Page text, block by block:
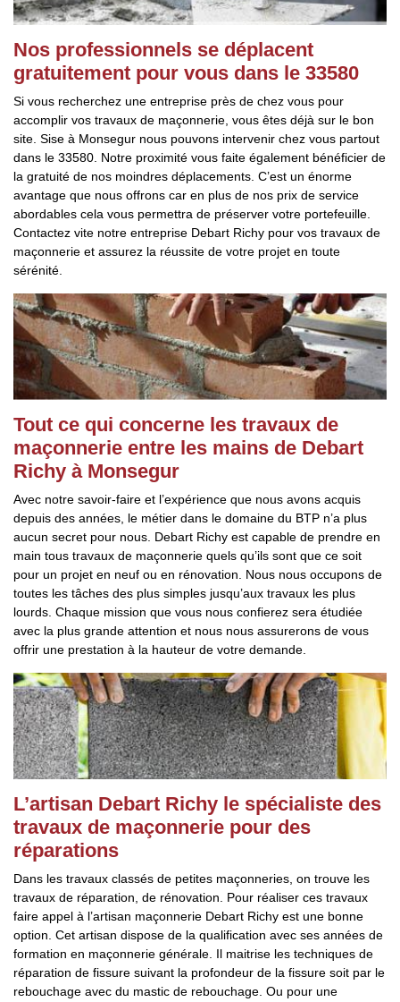
Nos professionnels se déplacent
gratuitement pour vous dans le 33580
Si vous recherchez une entreprise près de chez vous pour
accomplir vos travaux de maçonnerie, vous êtes déjà sur le bon
site. Sise à Monsegur nous pouvons intervenir chez vous partout
dans le 33580. Notre proximité vous faite également bénéficier de
la gratuité de nos moindres déplacements. C’est un énorme
avantage que nous offrons car en plus de nos prix de service
abordables cela vous permettra de préserver votre portefeuille.
Contactez vite notre entreprise Debart Richy pour vos travaux de
maçonnerie et assurez la réussite de votre projet en toute
sérénité.
Tout ce qui concerne les travaux de
maçonnerie entre les mains de Debart
Richy à Monsegur
Avec notre savoir-faire et l’expérience que nous avons acquis
depuis des années, le métier dans le domaine du BTP n’a plus
aucun secret pour nous. Debart Richy est capable de prendre en
main tous travaux de maçonnerie quels qu’ils sont que ce soit
pour un projet en neuf ou en rénovation. Nous nous occupons de
toutes les tâches des plus simples jusqu’aux travaux les plus
lourds. Chaque mission que vous nous confierez sera étudiée
avec la plus grande attention et nous nous assurerons de vous
offrir une prestation à la hauteur de votre demande.
L’artisan Debart Richy le spécialiste des
travaux de maçonnerie pour des
réparations
Dans les travaux classés de petites maçonneries, on trouve les
travaux de réparation, de rénovation. Pour réaliser ces travaux
faire appel à l’artisan maçonnerie Debart Richy est une bonne
option. Cet artisan dispose de la qualification avec ses années de
formation en maçonnerie générale. Il maitrise les techniques de
réparation de fissure suivant la profondeur de la fissure soit par le
rebouchage avec du mastic de rebouchage. Ou pour une